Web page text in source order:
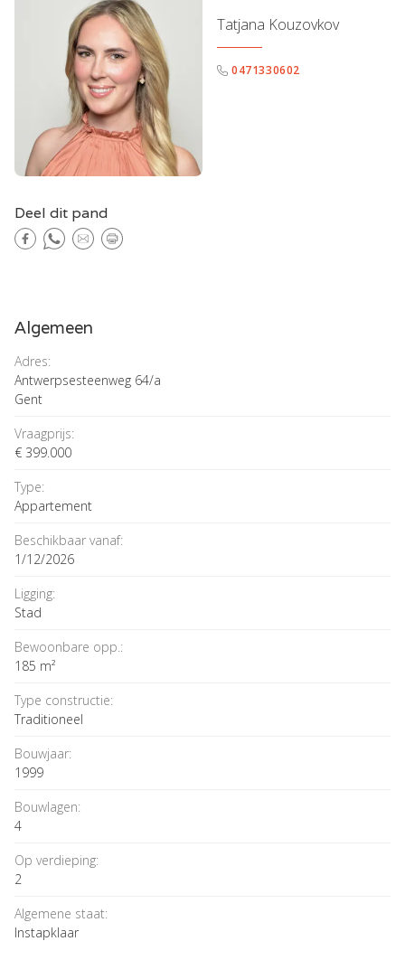
Tatjana Kouzovkov
0471330602
Deel dit pand
Algemeen
Adres:
Antwerpsesteenweg 64/a
Gent
Vraagprijs:
€ 399.000
Type:
Appartement
Beschikbaar vanaf:
1/12/2026
Ligging:
Stad
Bewoonbare opp.:
185 m²
Type constructie:
Traditioneel
Bouwjaar:
1999
Bouwlagen:
4
Op verdieping:
2
Algemene staat:
Instapklaar